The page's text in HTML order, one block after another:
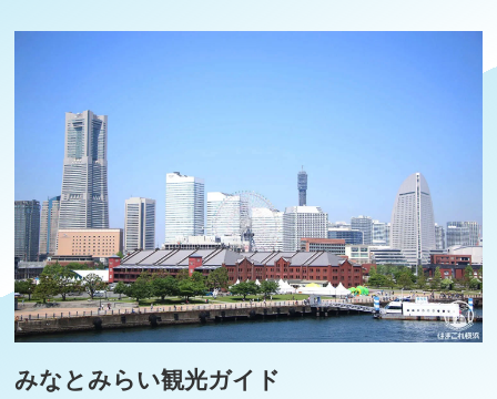
みなとみらい観光ガイド